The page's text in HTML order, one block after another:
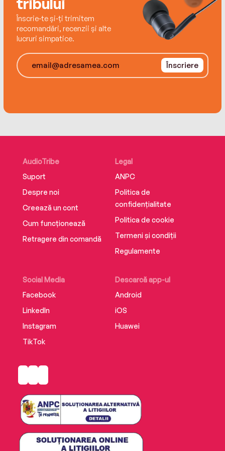
Înscrie-te și-ți trimitem
recomandări, recenzii și alte
lucruri simpatice.
Înscriere
AudioTribe
Suport
Despre noi
Creează un cont
Cum funcționează
Retragere din comandă
Social Media
Facebook
LinkedIn
Instagram
TikTok
Descarcă app-ul
Android
iOS
Huawei
Legal
ANPC
Politica de
confidențialitate
Politica de cookie
Termeni și condiții
Regulamente